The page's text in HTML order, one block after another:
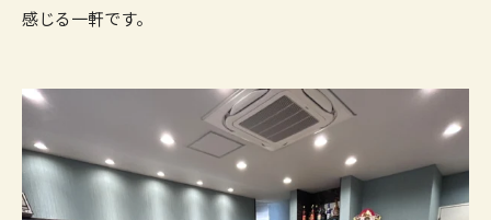
感じる一軒です。